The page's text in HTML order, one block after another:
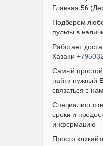
Главная 56
Подберем
пульты в
Работает
Казани
Самый
найти нужный
связаться с
Специалист
сроки и
информацию
Просто